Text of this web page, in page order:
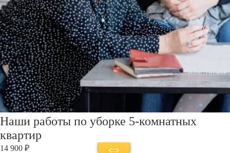
Наши работы по уборке 5-комнатных
квартир
14 900 ₽